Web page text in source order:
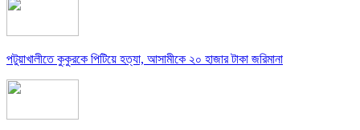
পটুয়াখালীতে কুকুরকে পিটিয়ে হত্যা, আসামীকে ২০ হাজার টাকা জরিমানা